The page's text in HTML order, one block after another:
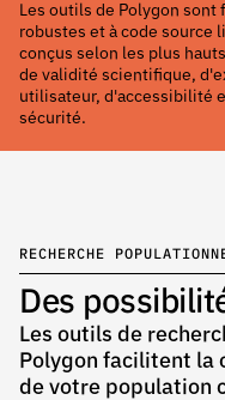
Les outils de Polygon sont
robustes et à code source
conçus selon les plus
de validité scientifique,
utilisateur, d'accessibilité
sécurité.
RECHERCHE
Des
Les outils de
Polygon facilitent la
de votre population